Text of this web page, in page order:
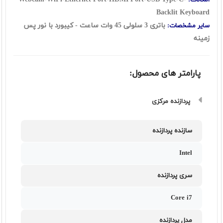
Backlit Keyboard
سایر مشخصات:
باتری 3 سلولی 45 وات ساعت - کیبورد با نور پس
زمینه
پارامتر های محصول:
پردازنده مرکزی
سازنده پردازنده
Intel
سری پردازنده
Core i7
مدل پردازنده